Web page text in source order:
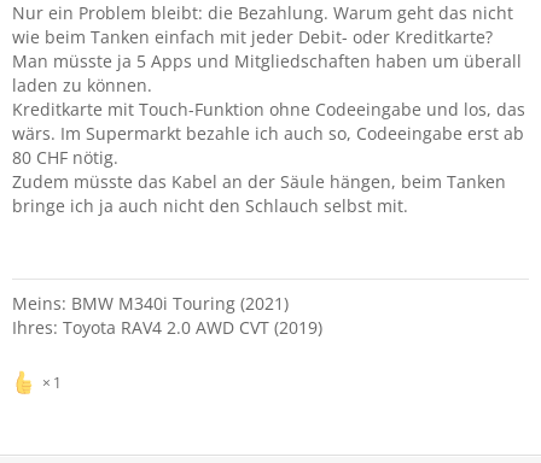
Nur ein Problem bleibt: die Bezahlung. Warum geht das nicht
wie beim Tanken einfach mit jeder Debit- oder Kreditkarte?
Man müsste ja 5 Apps und Mitgliedschaften haben um überall
laden zu können.
Kreditkarte mit Touch-Funktion ohne Codeeingabe und los, das
wärs. Im Supermarkt bezahle ich auch so, Codeeingabe erst ab
80 CHF nötig.
Zudem müsste das Kabel an der Säule hängen, beim Tanken
bringe ich ja auch nicht den Schlauch selbst mit.
Meins: BMW M340i Touring (2021)
Ihres: Toyota RAV4 2.0 AWD CVT (2019)
1